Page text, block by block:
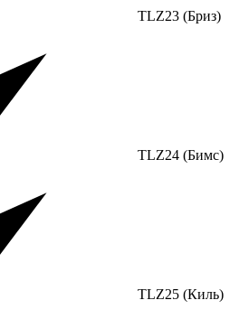
TLZ23 (Бриз)
TLZ24 (Бимс)
TLZ25 (Киль)